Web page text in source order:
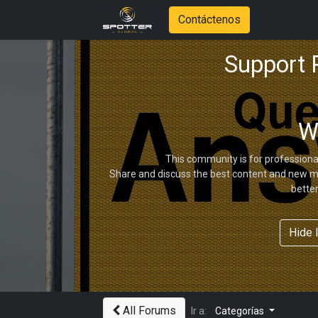
Contáctenos
Support
This community is for
Share and discuss the best content and new
Hide
All Forums Ir a: Categorías